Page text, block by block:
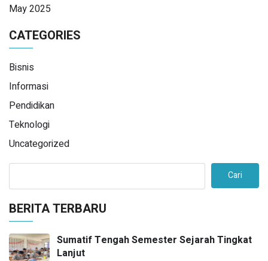
May 2025
CATEGORIES
Bisnis
Informasi
Pendidikan
Teknologi
Uncategorized
Cari
BERITA TERBARU
Sumatif Tengah Semester Sejarah Tingkat
Lanjut